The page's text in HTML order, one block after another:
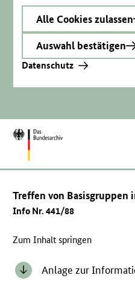
Alle Cookies zulassen
Auswahl bestätigen
Datenschutz
Zur
Treffen von Basisgruppen
Info Nr. 441/88
Zum Inhalt springen
Anlage zur